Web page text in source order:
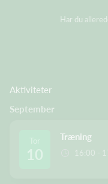
Har du
Aktiviteter
September
Tor
10
Træning
16:00 -